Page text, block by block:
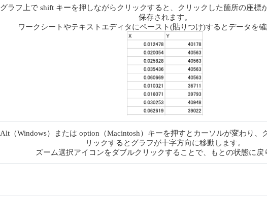
グラフ上で shift キーを押しながらクリックすると、クリックした箇所の座標
保存されます。
ワークシートやテキストエディタにペースト(貼りつけ)するとデータを確
Alt（Windows）または option（Macintosh）キーを押すとカーソルが変わり、
リックするとグラフが十字方向に移動します。
ズーム選択アイコンをダブルクリックすることで、もとの状態に戻